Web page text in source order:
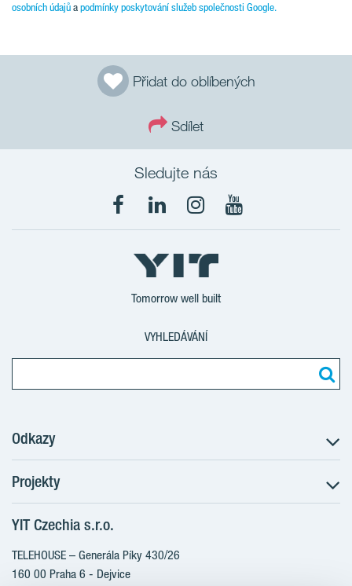
Přidat do oblíbených
Sdílet
osobních údajůapodmínky poskytování služeb společnosti Google.
Sledujte nás
Tomorrow well built
VYHLEDÁVÁNÍ
Odkazy
Postup koupě
Klientské změny
Aktuality
Blog
Kariéra
Projekty
RANTA Barrandov III
RANTA Barrandov IV
TOIVO Roztyly II
YIT Czechia s.r.o.
TELEHOUSE – Generála Píky 430/26
160 00 Praha 6 - Dejvice